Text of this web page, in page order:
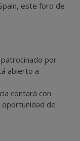
este foro de
por
abierto a
contará con
de